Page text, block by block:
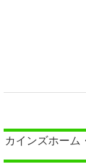
カインズホーム